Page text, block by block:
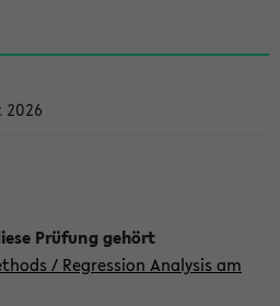
/ Regression Analysis am